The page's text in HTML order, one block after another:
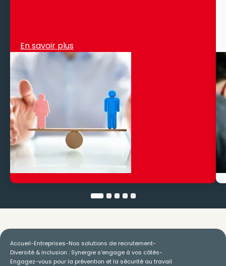
En savoir plus
Accueil-Entreprises-Nos solutions de recrutement-
Diversité & inclusion : Synergie s’engage à vos côtés-
Engagez-vous pour la prévention et la sécurité au travail